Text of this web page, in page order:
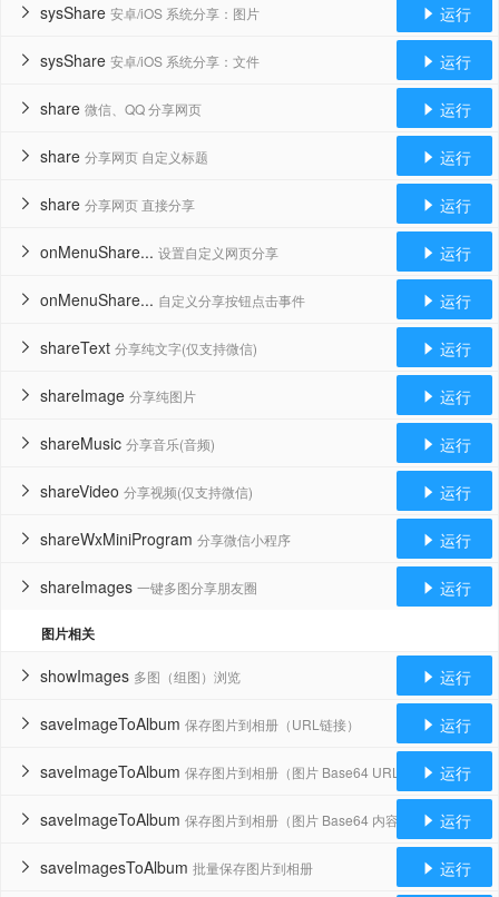
sysShare 安卓/iOS 系统分享：图片
  运行
sysShare 安卓/iOS 系统分享：文件
  运行
share 微信、QQ 分享网页
  运行
share 分享网页 自定义标题
  运行
share 分享网页 直接分享
  运行
onMenuShare... 设置自定义网页分享
  运行
onMenuShare... 自定义分享按钮点击事件
  运行
shareText 分享纯文字(仅支持微信)
  运行
shareImage 分享纯图片
  运行
shareMusic 分享音乐(音频)
  运行
shareVideo 分享视频(仅支持微信)
  运行
shareWxMiniProgram 分享微信小程序
  运行
shareImages 一键多图分享朋友圈
  运行
图片相关
showImages 多图（组图）浏览
  运行
saveImageToAlbum 保存图片到相册（URL链接）
  运行
saveImageToAlbum 保存图片到相册（图片 Base64 URL）
  运行
saveImageToAlbum 保存图片到相册（图片 Base64 内容）
  运行
saveImagesToAlbum 批量保存图片到相册
  运行